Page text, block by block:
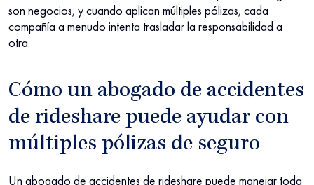
son negocios, y cuando aplican múltiples pólizas, cada
compañía a menudo intenta trasladar la responsabilidad a
otra.
Cómo un abogado de accidentes
de rideshare puede ayudar con
múltiples pólizas de seguro
Un abogado de accidentes de rideshare puede manejar toda